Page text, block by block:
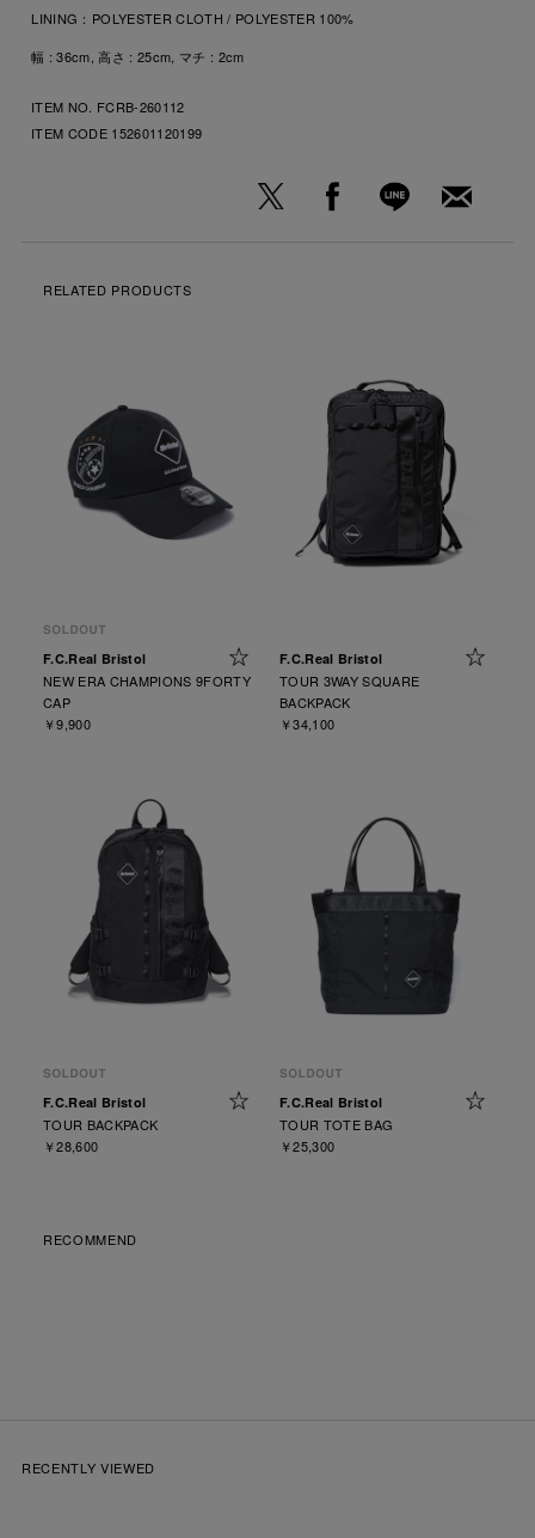
LINING： POLYESTER CLOTH / POLYESTER 100%
幅 : 36cm, 高さ : 25cm, マチ : 2cm
ITEM NO. FCRB-260112
ITEM CODE 152601120199
RELATED PRODUCTS
F.C.Real Bristol
NEW ERA CHAMPIONS 9FORTY
CAP
￥9,900
F.C.Real Bristol
TOUR 3WAY SQUARE
BACKPACK
￥34,100
F.C.Real Bristol
TOUR BACKPACK
￥28,600
F.C.Real Bristol
TOUR TOTE BAG
￥25,300
RECOMMEND
RECENTLY VIEWED